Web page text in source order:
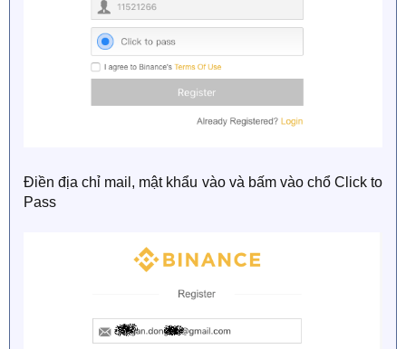
Điền địa chỉ mail, mật khẩu vào và bấm vào chổ Click to
Pass